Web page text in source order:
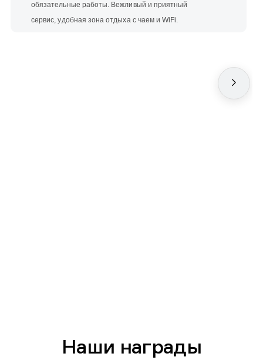
обязательные работы. Вежливый и приятный
сервис, удобная зона отдыха с чаем и WiFi.
Наши награды